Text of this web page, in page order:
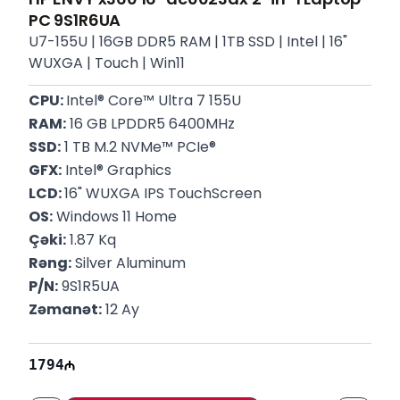
PC 9S1R6UA
U7-155U | 16GB DDR5 RAM | 1TB SSD | Intel | 16"
WUXGA | Touch | Win11
CPU: Intel® Core™ Ultra 7 155U
RAM: 16 GB LPDDR5 6400MHz
SSD: 1 TB M.2 NVMe™ PCIe®
GFX: ‎Intel® Graphics
LCD: 16" WUXGA IPS TouchScreen
OS: Windows 11 Home
Çəki: 1.87 Kq
Rəng: Silver Aluminum
P/N: 9S1R5UA
Zəmanət: 12 Ay
1794